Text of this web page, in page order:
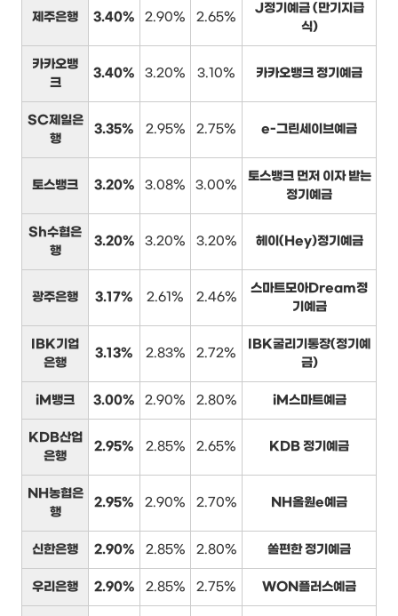
제주은행 3.40% 2.90% 2.65%
J정기예금 (만기지급
식)
카카오뱅
크
3.40% 3.20% 3.10% 카카오뱅크 정기예금
SC제일은
행
3.35% 2.95% 2.75% e-그린세이브예금
토스뱅크 3.20% 3.08% 3.00%
토스뱅크 먼저 이자 받는
정기예금
Sh수협은
행
3.20% 3.20% 3.20% 헤이(Hey)정기예금
광주은행 3.17% 2.61% 2.46%
스마트모아Dream정
기예금
IBK기업
은행
3.13% 2.83% 2.72%
IBK굴리기통장(정기예
금)
iM뱅크 3.00% 2.90% 2.80% iM스마트예금
KDB산업
은행
2.95% 2.85% 2.65% KDB 정기예금
NH농협은
행
2.95% 2.90% 2.70% NH올원e예금
신한은행 2.90% 2.85% 2.80% 쏠편한 정기예금
우리은행 2.90% 2.85% 2.75% WON플러스예금